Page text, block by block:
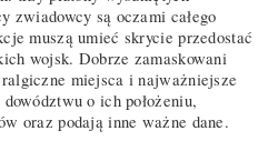
zwiadowcy są oczami całego
muszą umieć skrycie przedostać
wojsk. Dobrze zamaskowani
miejsca i najważniejsze
o ich położeniu,
oraz podają inne ważne dane.